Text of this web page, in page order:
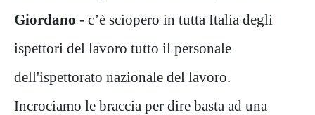
Giordano - c’è sciopero in tutta Italia degli
ispettori del lavoro tutto il personale
dell'ispettorato nazionale del lavoro.
Incrociamo le braccia per dire basta ad una